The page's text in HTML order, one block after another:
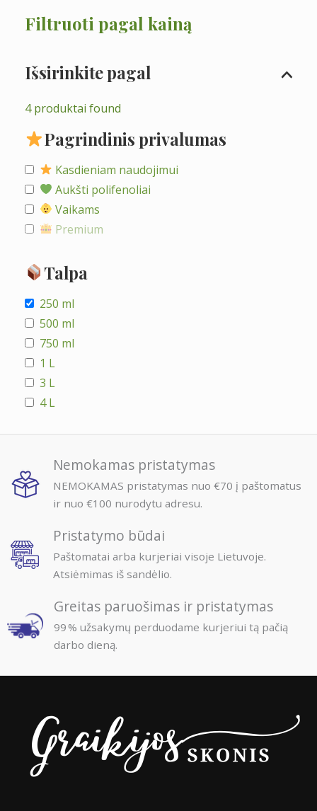
a
Filtruoti pagal kainą
Išsirinkite pagal
4produktai found
Pagrindinis privalumas
Kasdieniam naudojimui
Aukšti polifenoliai
Vaikams
Premium
Talpa
250 ml
500 ml
750 ml
1 L
3 L
4 L
Nemokamas pristatymas
NEMOKAMAS pristatymas nuo €70 į paštomatus
ir nuo €100 nurodytu adresu.
Pristatymo būdai
Paštomatai arba kurjeriai visoje Lietuvoje.
Atsiėmimas iš sandėlio.
Greitas paruošimas ir pristatymas
99 % užsakymų perduodame kurjeriui tą pačią
darbo dieną.